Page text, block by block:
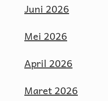
Juni 2026
Mei 2026
April 2026
Maret 2026